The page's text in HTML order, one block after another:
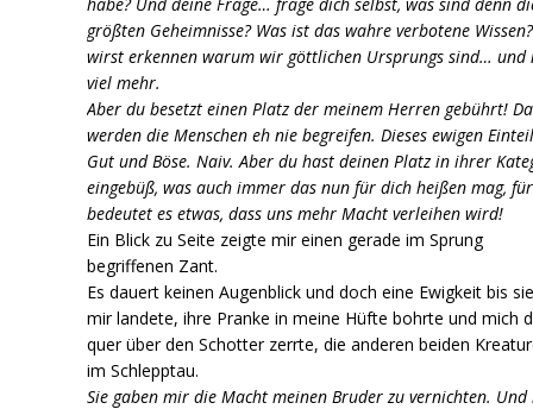
größten Geheimnisse? Was ist das wahre verbotene
wirst erkennen warum wir göttlichen Ursprungs sind… und
viel mehr.
Aber du besetzt einen Platz der meinem Herren gebührt!
werden die Menschen eh nie begreifen. Dieses ewigen
Gut und Böse. Naiv. Aber du hast deinen Platz in ihrer
eingebüß, was auch immer das nun für dich heißen mag,
bedeutet es etwas, dass uns mehr Macht verleihen wird!
Ein Blick zu Seite zeigte mir einen gerade im Sprung
begriffenen Zant.
Es dauert keinen Augenblick und doch eine Ewigkeit bis
mir landete, ihre Pranke in meine Hüfte bohrte und mich
quer über den Schotter zerrte, die anderen beiden
im Schlepptau.
Sie gaben mir die Macht meinen Bruder zu vernichten. Und